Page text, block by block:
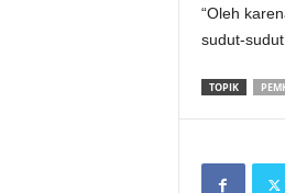
“Oleh
sudut-
TOPIK